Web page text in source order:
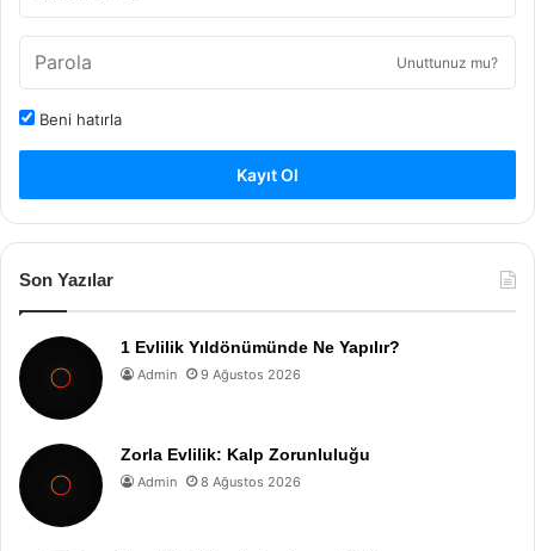
Unuttunuz mu?
Beni hatırla
Kayıt Ol
Son Yazılar
1 Evlilik Yıldönümünde Ne Yapılır?
Admin 9 Ağustos 2026
Zorla Evlilik: Kalp Zorunluluğu
Admin 8 Ağustos 2026